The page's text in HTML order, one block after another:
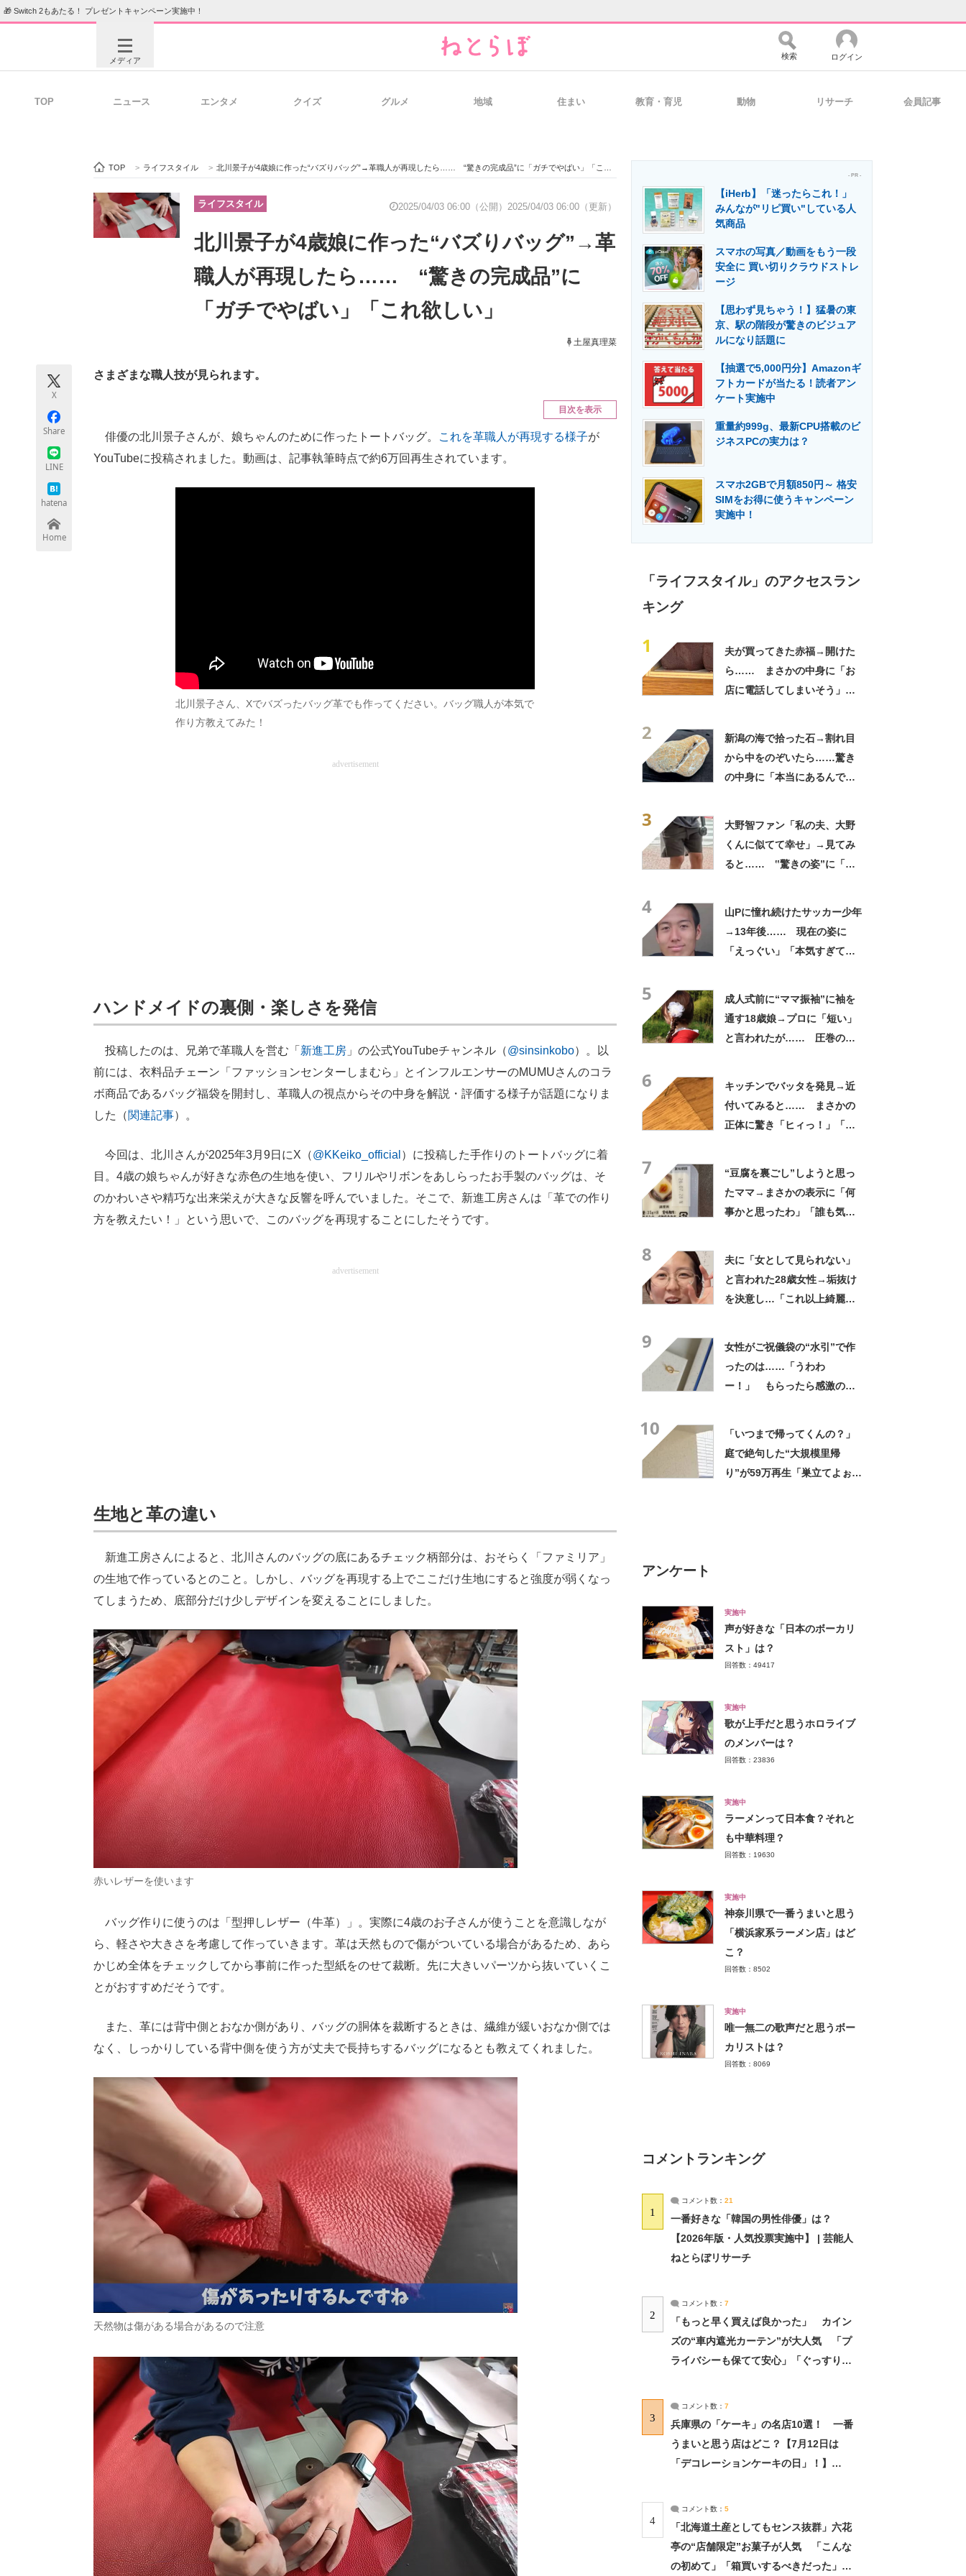
🎁 Switch 2もあたる！ プレゼントキャンペーン実施中！
メディア
ビジネスと働き方のヒント 経営リーダーのコミュニティ マーケ×ITの今がよく分かる
ITエンジニア向け専門サイト IT製品の技術・比較・事例 製造業のIT導入・活用を支援
エネルギーの専門メディア 建設×テクノロジーの最前線
検索 ログイン
TOP ニュース エンタメ クイズ グルメ 地域 住まい 教育・育児 動物 リサーチ 会員記事
TOP > ライフスタイル > 北川景子が4歳娘に作った“バズりバッグ”→革職人が再現したら…… “驚きの完成品”に「ガチでやばい」「これ欲しい」
ライフスタイル 2025/04/03 06:00（公開） 2025/04/03 06:00（更新）
北川景子が4歳娘に作った“バズりバッグ”→革
職人が再現したら…… “驚きの完成品”に
「ガチでやばい」「これ欲しい」
土屋真理菜
X
Share
LINE
hatena
Home
さまざまな職人技が見られます。
目次を表示
俳優の北川景子さんが、娘ちゃんのために作ったトートバッグ。 これを革職人が再現する様子が
YouTubeに投稿されました。動画は、記事執筆時点で約6万回再生されています。
北川景子さん、Xでバズったバッグ革でも作ってください。バッグ職人が本気で
作り方教えてみた！
advertisement
ハンドメイドの裏側・楽しさを発信
投稿したのは、兄弟で革職人を営む「 新進工房 」の公式YouTubeチャンネル（@sinsinkobo）。以
前には、衣料品チェーン「ファッションセンターしまむら」とインフルエンサーのMUMUさんのコラ
ボ商品であるバッグ福袋を開封し、革職人の視点からその中身を解説・評価する様子が話題になりま
した（関連記事）。
今回は、北川さんが2025年3月9日にX（@KKeiko_official ）に投稿した手作りのトートバッグに着
目。4歳の娘ちゃんが好きな赤色の生地を使い、フリルやリボンをあしらったお手製のバッグは、そ
のかわいさや精巧な出来栄えが大きな反響を呼んでいました。そこで、新進工房さんは「革での作り
方を教えたい！」という思いで、このバッグを再現することにしたそうです。
advertisement
生地と革の違い
新進工房さんによると、北川さんのバッグの底にあるチェック柄部分は、おそらく「ファミリア」
の生地で作っているとのこと。しかし、バッグを再現する上でここだけ生地にすると強度が弱くなっ
てしまうため、底部分だけ少しデザインを変えることにしました。
赤いレザーを使います
バッグ作りに使うのは「型押しレザー（牛革）」。実際に4歳のお子さんが使うことを意識しなが
ら、軽さや大きさを考慮して作っていきます。革は天然もので傷がついている場合があるため、あら
かじめ全体をチェックしてから事前に作った型紙をのせて裁断。先に大きいパーツから抜いていくこ
とがおすすめだそうです。
また、革には背中側とおなか側があり、バッグの胴体を裁断するときは、繊維が緩いおなか側では
なく、しっかりしている背中側を使う方が丈夫で長持ちするバッグになるとも教えてくれました。
天然物は傷がある場合があるので注意
- PR -
【iHerb】「迷ったらこれ！」
みんなが"リピ買い"している人
気商品
スマホの写真／動画をもう一段
安全に 買い切りクラウドストレ
ージ
【思わず見ちゃう！】猛暑の東
京、駅の階段が驚きのビジュア
ルになり話題に
【抽選で5,000円分】Amazonギ
フトカードが当たる！読者アン
ケート実施中
重量約999g、最新CPU搭載のビ
ジネスPCの実力は？
スマホ2GBで月額850円～ 格安
SIMをお得に使うキャンペーン
実施中！
「ライフスタイル」のアクセスラン
キング
1
夫が買ってきた赤福→開けた
ら…… まさかの中身に「お
店に電話してしまいそう」
2
新潟の海で拾った石→割れ目
から中をのぞいたら……驚き
の中身に「本当にあるんです
3
大野智ファン「私の夫、大野
くんに似てて幸せ」→見てみ
ると…… ‟驚きの姿”に「最
4
山Pに憧れ続けたサッカー少年
→13年後…… 現在の姿に
「えっぐい」「本気すぎて尊
5
成人式前に“ママ振袖”に袖を
通す18歳娘→プロに「短い」
と言われたが…… 圧巻の着
6
キッチンでバッタを発見→近
付いてみると…… まさかの
正体に驚き「ヒィっ！」「心
7
“豆腐を裏ごし”しようと思っ
たママ→まさかの表示に「何
事かと思ったわ」「誰も気付
8
夫に「女として見られない」
と言われた28歳女性→垢抜け
を決意し…「これ以上綺麗に
9
女性がご祝儀袋の“水引”で作
ったのは……「うわわ
ー！」 もらったら感激のデ
10
「いつまで帰ってくんの？」
庭で絶句した“大規模里帰
り”が59万再生「巣立てよぉぉ
アンケート
実施中
声が好きな「日本のボーカリ
スト」は？
回答数：49417
実施中
歌が上手だと思うホロライブ
のメンバーは？
回答数：23836
実施中
ラーメンって日本食？それと
も中華料理？
回答数：19630
実施中
神奈川県で一番うまいと思う
「横浜家系ラーメン店」はど
こ？
回答数：8502
実施中
唯一無二の歌声だと思うボー
カリストは？
回答数：8069
コメントランキング
1
コメント数： 21
一番好きな「韓国の男性俳優」は？
【2026年版・人気投票実施中】 | 芸能人
ねとらぼリサーチ
2
コメント数： 7
「もっと早く買えば良かった」 カイン
ズの“車内遮光カーテン”が大人気 「プ
ライバシーも保てて安心」「ぐっすり眠
3
コメント数： 7
兵庫県の「ケーキ」の名店10選！ 一番
うまいと思う店はどこ？【7月12日は
「デコレーションケーキの日」！】
4
コメント数： 5
「北海道土産としてもセンス抜群」六花
亭の“店舗限定”お菓子が人気 「こんな
の初めて」「箱買いするべきだった」